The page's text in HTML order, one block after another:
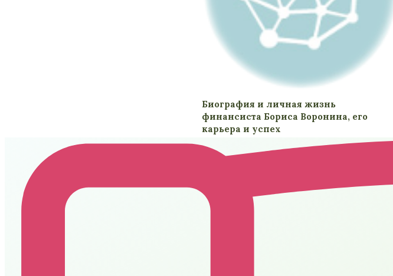
Биография и личная жизнь
финансиста Бориса Воронина, его
карьера и успех